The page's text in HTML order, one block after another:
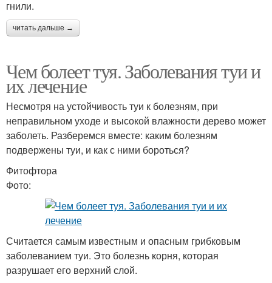
гнили.
читать дальше →
Чем болеет туя. Заболевания туи и
их лечение
Несмотря на устойчивость туи к болезням, при
неправильном уходе и высокой влажности дерево может
заболеть. Разберемся вместе: каким болезням
подвержены туи, и как с ними бороться?
Фитофтора
Фото:
Считается самым известным и опасным грибковым
заболеванием туи. Это болезнь корня, которая
разрушает его верхний слой.